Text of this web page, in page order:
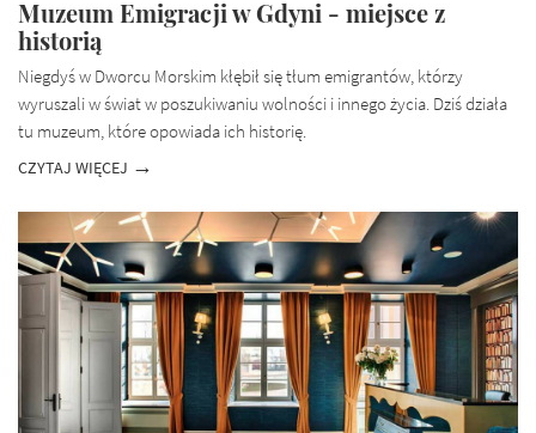
Muzeum Emigracji w Gdyni - miejsce z
historią
Niegdyś w Dworcu Morskim kłębił się tłum emigrantów, którzy
wyruszali w świat w poszukiwaniu wolności i innego życia. Dziś działa
tu muzeum, które opowiada ich historię.
CZYTAJ WIĘCEJ